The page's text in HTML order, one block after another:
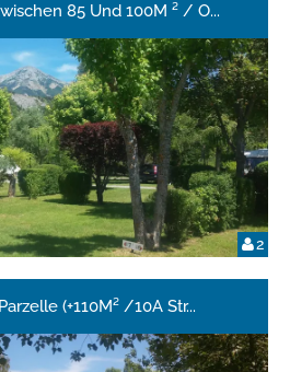
2
85 Und 100M ² / O...
(+110M² /10A Str...